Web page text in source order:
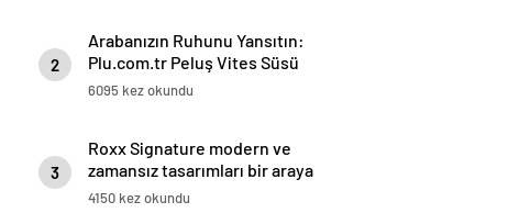
2
Arabanızın Ruhunu Yansıtın:
Plu.com.tr Peluş Vites Süsü
Modelleri
6095 kez okundu
3
Roxx Signature modern ve
zamansız tasarımları bir araya
getiriyor
4150 kez okundu